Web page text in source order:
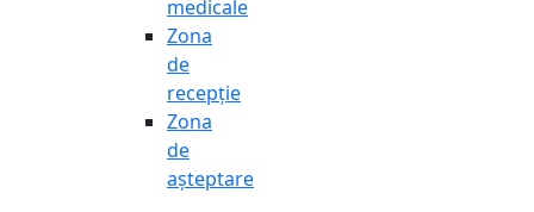
medicale
Zona
de
recepție
Zona
de
așteptare